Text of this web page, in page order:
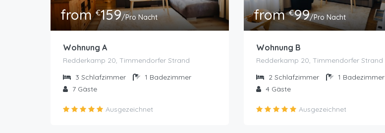
from€159/Pro Nacht
Wohnung A
Redderkamp 20, Timmendorfer Strand
3 Schlafzimmer 1 Badezimmer
7 Gäste
Ausgezeichnet
from€99/Pro Nacht
Wohnung B
Redderkamp 20, Timmendorfer Strand
2 Schlafzimmer 1 Badezimmer
4 Gäste
Ausgezeichnet